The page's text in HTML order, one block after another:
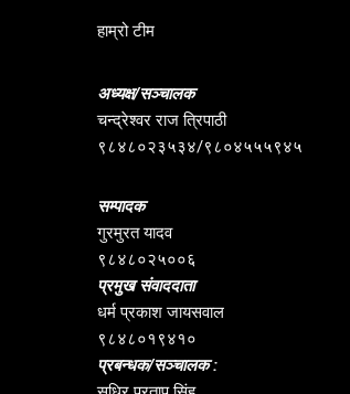
हाम्रो टीम
अध्यक्ष/सञ्चालक
चन्द्रेश्वर राज त्रिपाठी
९८४८०२३५३४/९८०४५५५९४५
सम्पादक
गुरमुरत यादव
९८४८०२५००६
प्रमुख संवाददाता
धर्म प्रकाश जायसवाल
९८४८०१९४१०
प्रबन्धक/सञ्चालक :